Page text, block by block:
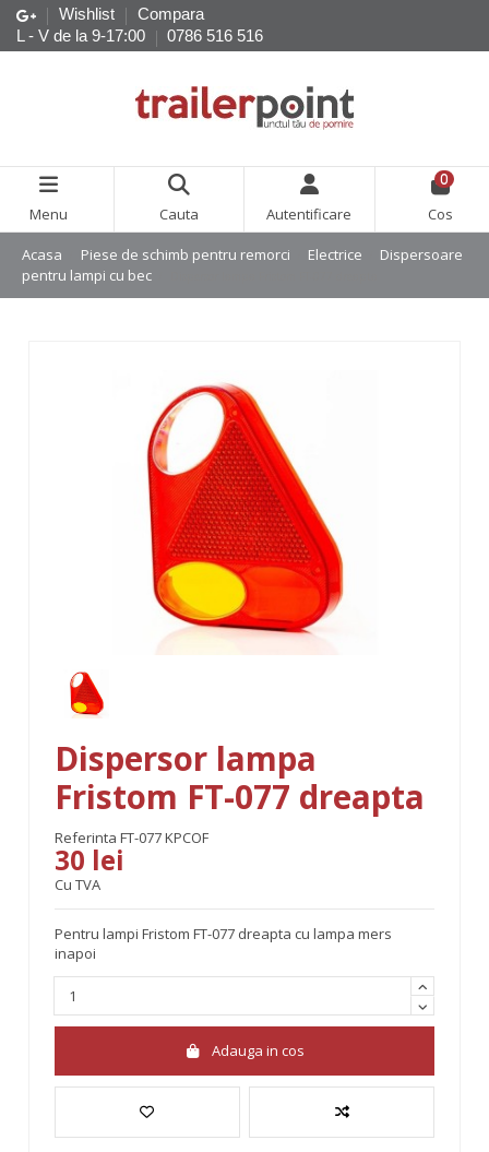
Wishlist
Compara
L - V de la 9-17:00
0786 516 516
Menu Cauta Autentificare
0
Cos
Acasa Piese de schimb pentru remorci Electrice
Dispersoare
pentru lampi cu bec
Dispersor lampa
Fristom FT-077 dreapta
Referinta FT-077 KPCOF
30 lei
Cu TVA
Pentru lampi Fristom FT-077 dreapta cu lampa mers
inapoi
Adauga in cos